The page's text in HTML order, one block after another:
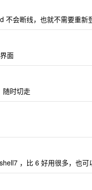
会断线，也就不需要重新
面
随时切走
，比 6 好用很多，也